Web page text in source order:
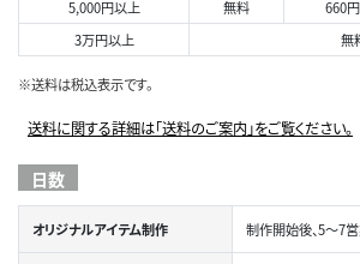
5,000円以上
無料 660円
3万円以上
無
※送料は税込表示です。
送料に関する詳細は「送料のご案内」をご覧ください。
日数
オリジナルアイテム制作 制作開始後、5～7